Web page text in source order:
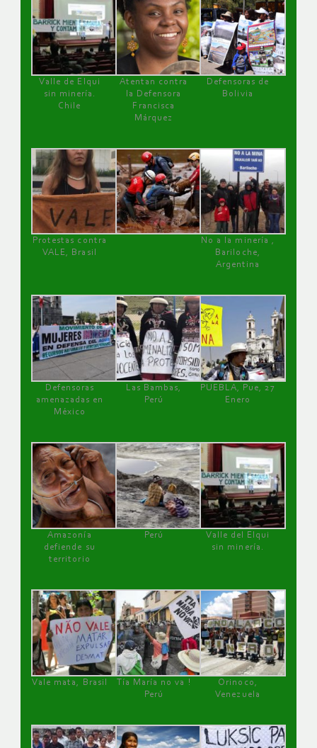
Valle de Elqui
sin minería.
Chile
Atentan contra
la Defensora
Francisca
Márquez
Defensoras de
Bolivia
Protestas contra
VALE, Brasil
No a la minería ,
Bariloche,
Argentina
Defensoras
amenazadas en
México
Las Bambas,
Perú
PUEBLA, Pue, 27
Enero
Amazonía
defiende su
territorio
Perú
Valle del Elqui
sin minería.
Vale mata, Brasil
Tía María no va !
Perú
Orinoco,
Venezuela